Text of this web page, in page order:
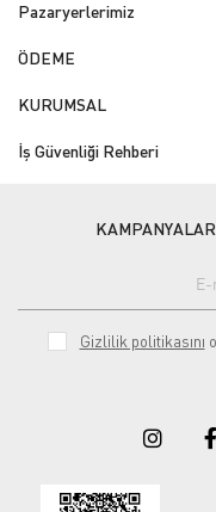
Pazaryerlerimiz
ÖDEME
KURUMSAL
İş Güvenliği Rehberi
Gizlilik politikasını